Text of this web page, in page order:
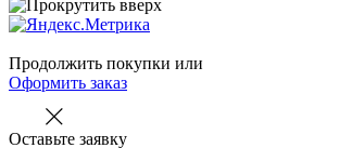
Продолжить покупки или
Оформить заказ
Оставьте заявку